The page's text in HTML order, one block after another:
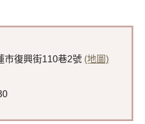
復興街110巷2號 (地圖)